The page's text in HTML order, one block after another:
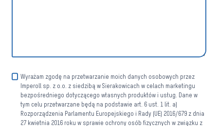
Wyrażam zgodę na przetwarzanie moich danych osobowych przez
Imperoll sp. z o.o. z siedzibą w Sierakowicach w celach marketingu
bezpośredniego dotyczącego własnych produktów i usług. Dane w
tym celu przetwarzane będą na podstawie art. 6 ust. 1 lit. a)
Rozporządzenia Parlamentu Europejskiego i Rady (UE) 2016/679 z dnia
27 kwietnia 2016 roku w sprawie ochrony osób fizycznych w związku z